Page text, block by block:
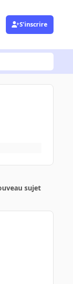
S’inscrire
sujet